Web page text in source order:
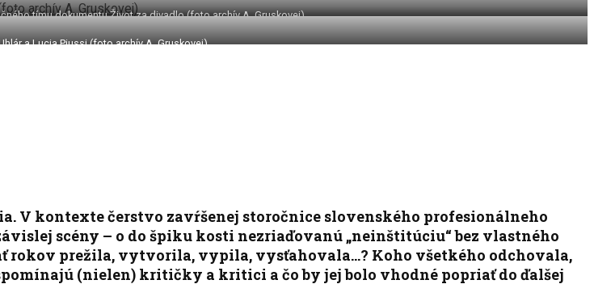
tímu dokumentu Život za divadlo (foto archív A. Gruskovej)
a Lucia Piussi (foto archív A. Gruskovej)
V kontexte čerstvo zavŕšenej storočnice slovenského profesionálneho
scény – o do špiku kosti nezriaďovanú „neinštitúciu“ bez vlastného
rokov prežila, vytvorila, vypila, vysťahovala…? Koho všetkého odchovala,
(nielen) kritičky a kritici a čo by jej bolo vhodné popriať do ďalšej